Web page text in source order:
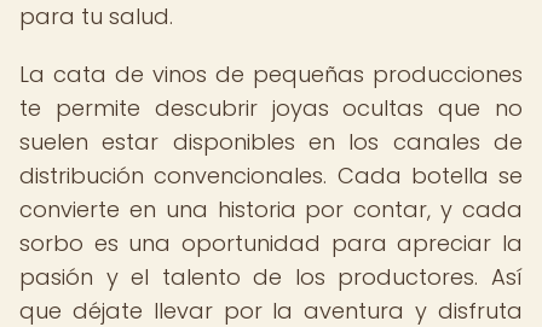
para tu salud.
La cata de vinos de pequeñas producciones
te permite descubrir joyas ocultas que no
suelen estar disponibles en los canales de
distribución convencionales. Cada botella se
convierte en una historia por contar, y cada
sorbo es una oportunidad para apreciar la
pasión y el talento de los productores. Así
que déjate llevar por la aventura y disfruta